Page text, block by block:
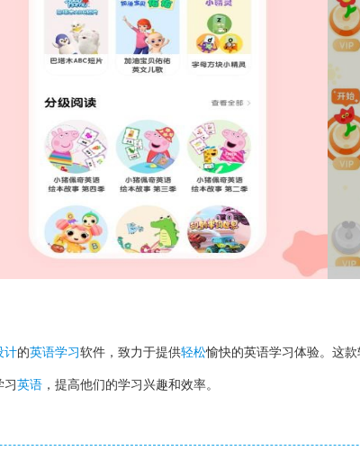
计的英语学习 软件，致力于提供轻松愉快的英语学习体验。这款
英语 ，提高他们的学习兴趣和效率。